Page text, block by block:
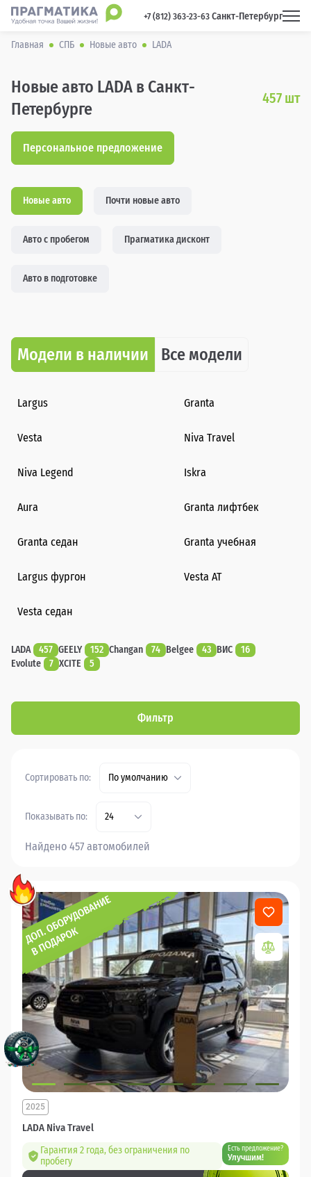
+7 (812) 363-23-63 Санкт-Петербург
Главная СПБ Новые авто LADA
Новые авто LADA в Санкт-
Петербурге
457 шт
Персональное предложение
Новые авто Почти новые авто
Авто с пробегом Прагматика дисконт
Авто в подготовке
Модели в наличии Все модели
Largus Granta
Vesta Niva Travel
Niva Legend Iskra
Aura Granta лифтбек
Granta седан Granta учебная
Largus фургон Vesta AT
Vesta седан
LADA 457 GEELY 152 Changan 74 Belgee 43 ВИС
16
Evolute
7 XCITE 5
Фильтр
Сортировать по: По умолчанию
Показывать по: 24
Найдено 457 автомобилей
LADA Niva Travel
2025
Гарантия 2 года, без ограничения по
пробегу
Есть предложение?
Улучшим!